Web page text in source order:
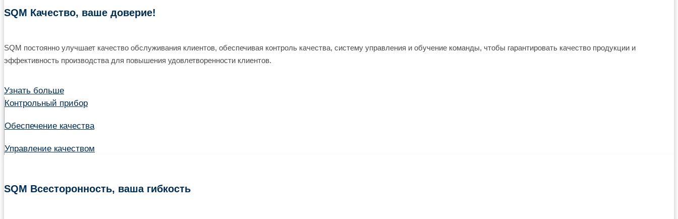
SQM Качество, ваше доверие!
SQM постоянно улучшает качество обслуживания клиентов, обеспечивая контроль качества, систему управления и обучение команды, чтобы гарантировать качество продукции и
эффективность производства для повышения удовлетворенности клиентов.
Узнать больше
Контрольный прибор
Обеспечение качества
Управление качеством
SQM Всесторонность, ваша гибкость